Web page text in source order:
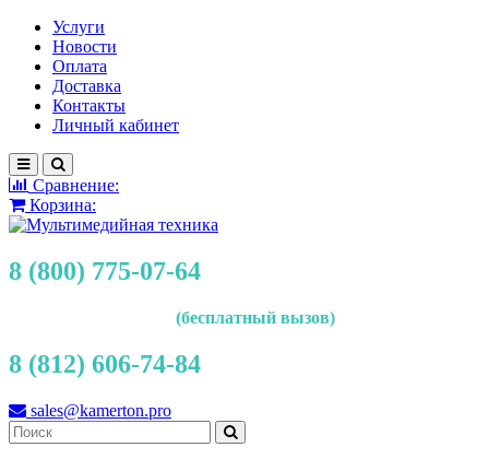
Услуги
Новости
Оплата
Доставка
Контакты
Личный кабинет
Сравнение:
Корзина:
8 (800) 775-07-64
(бесплатный вызов)
8 (812) 606-74-84
sales@kamerton.pro